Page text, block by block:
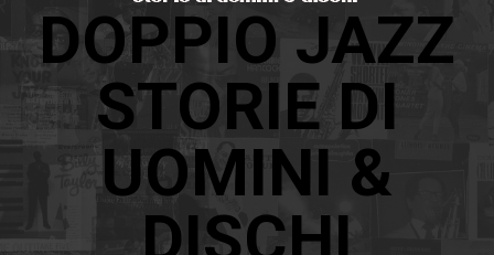
DOPPIO JAZZ
STORIE DI
UOMINI &